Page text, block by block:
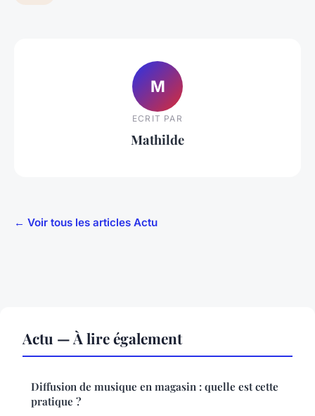
M
ECRIT PAR
Mathilde
← Voir tous les articles Actu
Actu — À lire également
Diffusion de musique en magasin : quelle est cette
pratique ?